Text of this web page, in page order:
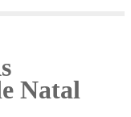
Natal